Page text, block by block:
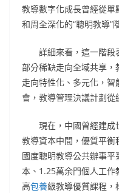
教導數字化成長曾經從
和周全深化的“聰明教導”
詳細來看，這一階段
部分稀缺走向全域共享
走向特性化、多元化，
會，教導管理決議計劃從
現在，中國曾經建成
教導資本中間，優質平衡
國度聰明教導公共辦事
本、1.25萬余門個人工作
高包養級教導優質課程